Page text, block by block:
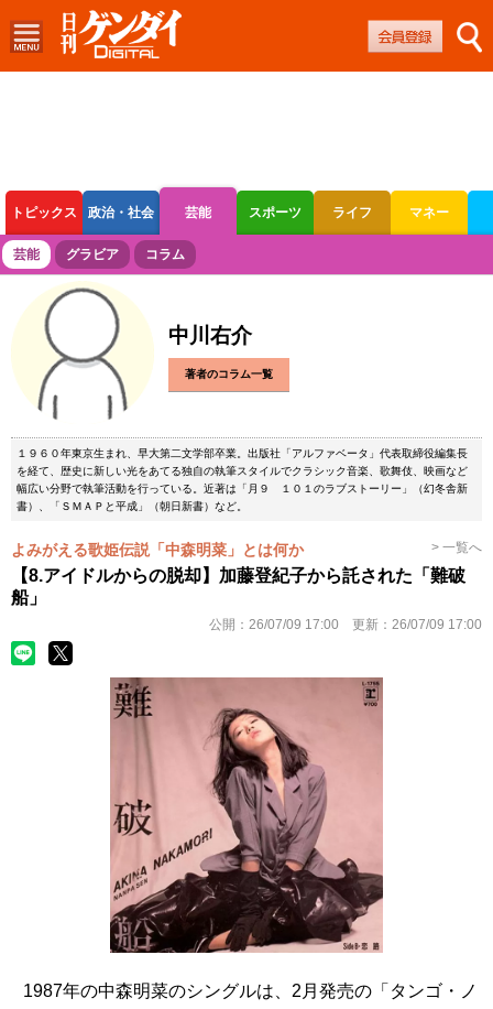
トピックス 政治・社会 芸能 スポーツ ライフ マネー
ボートレース 競輪 オートレース
芸能 グラビア コラム
中川右介
著者のコラム一覧
１９６０年東京生まれ、早大第二文学部卒業。出版社「アルファベータ」代表取締役編集長
を経て、歴史に新しい光をあてる独自の執筆スタイルでクラシック音楽、歌舞伎、映画など
幅広い分野で執筆活動を行っている。近著は「月９ １０１のラブストーリー」（幻冬舎新
書）、「ＳＭＡＰと平成」（朝日新書）など。
よみがえる歌姫伝説「中森明菜」とは何か > 一覧へ
【8.アイドルからの脱却】加藤登紀子から託された「難破
船」
公開： 26/07/09 17:00 更新： 26/07/09 17:00
1987年の中森明菜のシングルは、2月発売の「タンゴ・ノ